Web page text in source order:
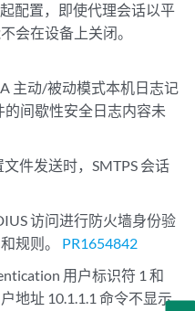
配置，即使代理会话以平
会在设备上关闭。
主动/被动模式本机日志记
的间歇性安全日志内容未
件发送时，SMTPS 会话
访问进行防火墙身份验
规则。 PR1654842
用户标识符 1 和
地址 10.1.1.1 命令不显示